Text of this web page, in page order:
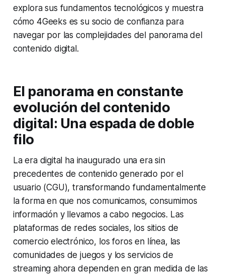
explora sus fundamentos tecnológicos y muestra
cómo 4Geeks es su socio de confianza para
navegar por las complejidades del panorama del
contenido digital.
El panorama en constante
evolución del contenido
digital: Una espada de doble
filo
La era digital ha inaugurado una era sin
precedentes de contenido generado por el
usuario (CGU), transformando fundamentalmente
la forma en que nos comunicamos, consumimos
información y llevamos a cabo negocios. Las
plataformas de redes sociales, los sitios de
comercio electrónico, los foros en línea, las
comunidades de juegos y los servicios de
streaming ahora dependen en gran medida de las